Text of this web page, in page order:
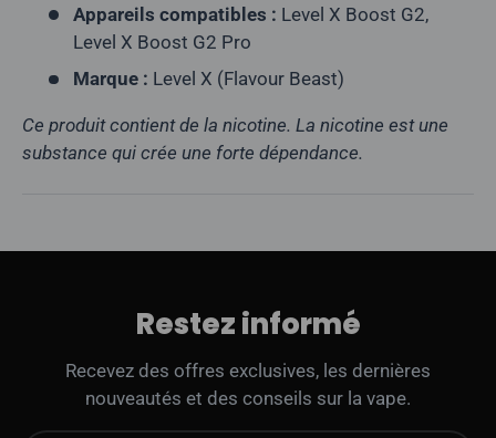
Appareils compatibles : Level X Boost G2,
Level X Boost G2 Pro
Marque : Level X (Flavour Beast)
Ce produit contient de la nicotine. La nicotine est une
substance qui crée une forte dépendance.
Restez informé
Recevez des offres exclusives, les dernières
nouveautés et des conseils sur la vape.